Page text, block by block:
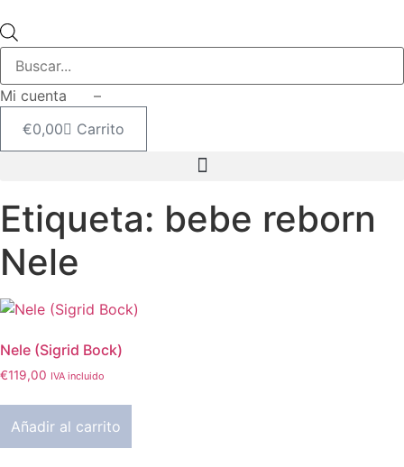
de
productos
Mi cuenta –
€0,00 Carrito
Etiqueta: bebe reborn
Nele
Nele (Sigrid Bock)
€119,00 IVA incluido
Añadir al carrito